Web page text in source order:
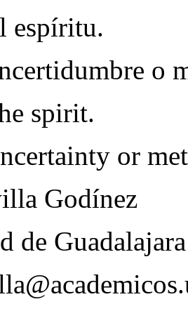
espíritu.
o
spirit.
or
Godínez
de Guadalajara